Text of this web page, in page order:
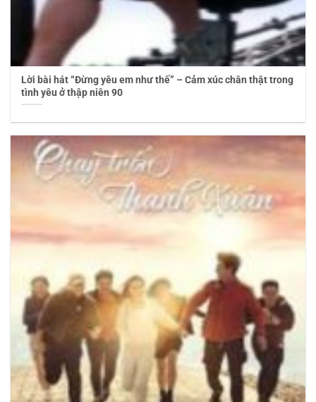
Lời bài hát “Đừng yêu em như thế” – Cảm xúc chân thật trong
tình yêu ở thập niên 90